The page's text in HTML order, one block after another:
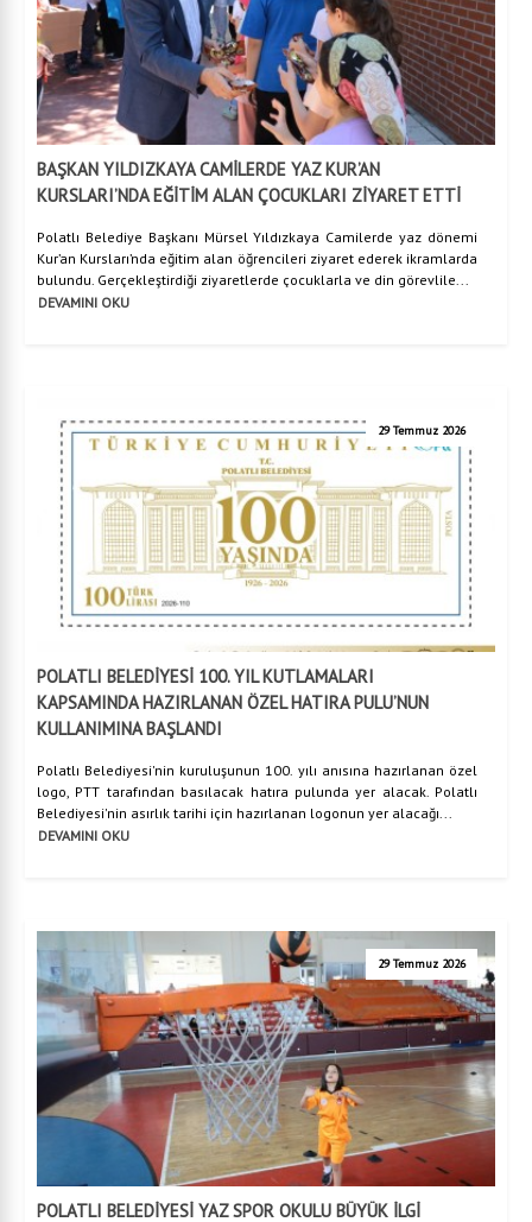
BAŞKAN YILDIZKAYA CAMİLERDE YAZ KUR’AN
KURSLARI’NDA EĞİTİM ALAN ÇOCUKLARI ZİYARET ETTİ
Polatlı Belediye Başkanı Mürsel Yıldızkaya Camilerde yaz dönemi
Kur’an Kursları’nda eğitim alan öğrencileri ziyaret ederek ikramlarda
bulundu. Gerçekleştirdiği ziyaretlerde çocuklarla ve din görevlile...
DEVAMINI OKU
29 Temmuz 2026
POLATLI BELEDİYESİ 100. YIL KUTLAMALARI
KAPSAMINDA HAZIRLANAN ÖZEL HATIRA PULU’NUN
KULLANIMINA BAŞLANDI
Polatlı Belediyesi'nin kuruluşunun 100. yılı anısına hazırlanan özel
logo, PTT tarafından basılacak hatıra pulunda yer alacak. Polatlı
Belediyesi'nin asırlık tarihi için hazırlanan logonun yer alacağı...
DEVAMINI OKU
29 Temmuz 2026
POLATLI BELEDİYESİ YAZ SPOR OKULU BÜYÜK İLGİ